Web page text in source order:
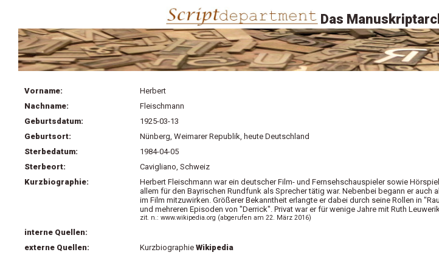
Das
Vorname:
Herbert
Nachname:
Fleischmann
Geburtsdatum:
1925-03-13
Geburtsort:
Nünberg, Weimarer Republik, heute Deutschland
Sterbedatum:
1984-04-05
Sterbeort:
Cavigliano, Schweiz
Kurzbiographie:
Herbert Fleischmann war ein deutscher Film- und Fernsehschauspieler sowie
allem für den Bayrischen Rundfunk als Sprecher tätig war. Nebenbei begann er auch
im Film mitzuwirken. Größerer Bekanntheit erlangte er dabei durch seine Rollen in
und mehreren Episoden von "Derrick". Privat war er für wenige Jahre mit Ruth
zit. n.: www.wikipedia.org (abgerufen am 22. März 2016)
interne Quellen:
externe Quellen:
Kurzbiographie Wikipedia